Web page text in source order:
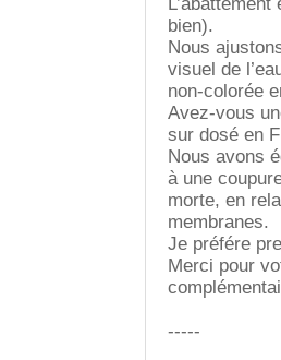
bien).
Nous
visuel de
non-colorée
Avez-vous
sur dosé en
Nous avons
à une
morte, en
membranes.
Je préfére
Merci pour
-----